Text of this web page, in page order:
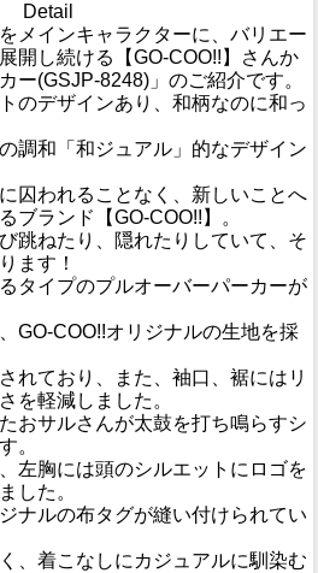
Detail
メインキャラクターに、バリエー
開し続ける【GO-COO!!】さんか
ー(GSJP-8248)」のご紹介です。
のデザインあり、和柄なのに和っ
調和「和ジュアル」的なデザイン
囚われることなく、新しいことへ
ブランド【GO-COO!!】。
跳ねたり、隠れたりしていて、そ
ます！
タイプのプルオーバーパーカーが
GO-COO!!オリジナルの生地を採
れており、また、袖口、裾にはリ
を軽減しました。
おサルさんが太鼓を打ち鳴らすシ
。
左胸には頭のシルエットにロゴを
した。
ナルの布タグが縫い付けられてい
、着こなしにカジュアルに馴染む